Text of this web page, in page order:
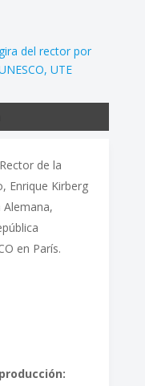
gira del rector por
UTE
de la
Enrique Kirberg
Alemana,
en París.